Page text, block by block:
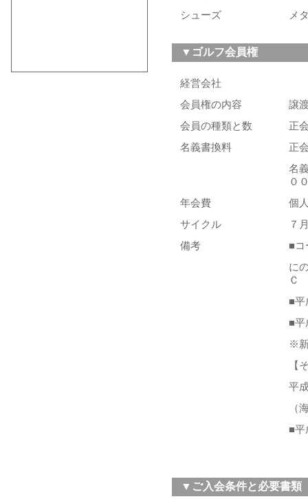
シューズ
メ
▼ゴルフ会員権
経営会社
会員権の内容
譲
会員の種類と数
正
名義書換料
正
名
０
年会費
個
サイクル
７
備考
■コ
に
Ｃ
■平
■
※
【
平
（
■平
▼ご入会条件と必要書類